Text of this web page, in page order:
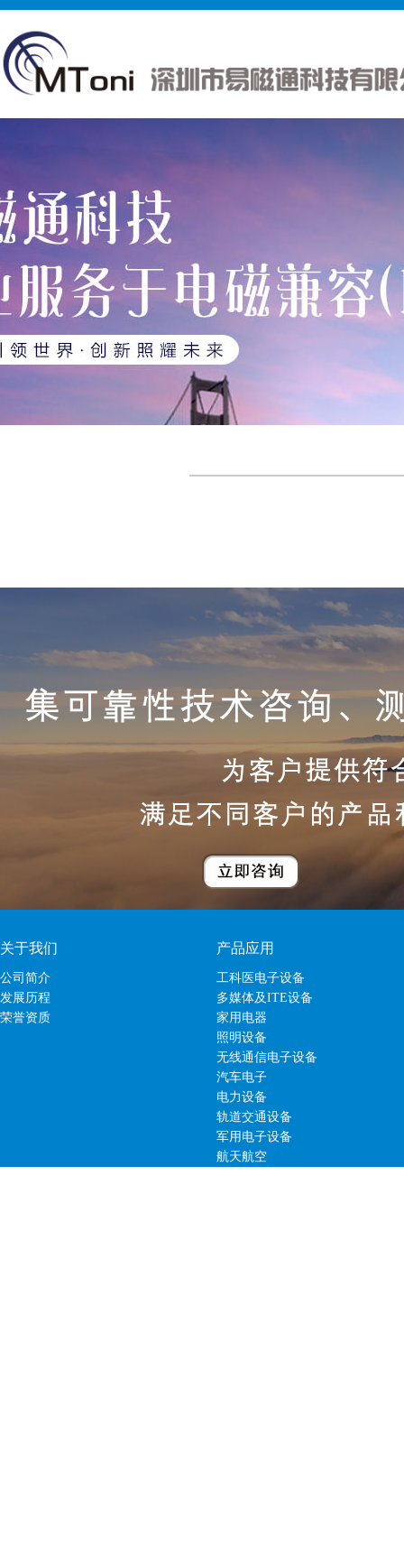
关于我们
公司简介
发展历程
荣誉资质
产品应用
工科医电子设备
多媒体及ITE设备
家用电器
照明设备
无线通信电子设备
汽车电子
电力设备
轨道交通设备
军用电子设备
航天航空